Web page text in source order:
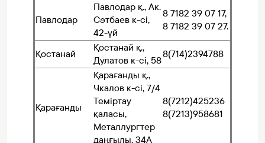
Павлодар
Павлодар қ., Ак.
Сәтбаев к-сі,
42-үй
8 7182 39 07 17,
8 7182 39 07 27.
Қостанай
Қостанай қ.,
Дулатов к-сі, 58
8(714)2394788
Қарағанды
Қарағанды қ.,
Чкалов к-сі, 7/4
Теміртау
қаласы,
Металлургтер
даңғылы, 34А
8(7212)425236
8(7213)958681